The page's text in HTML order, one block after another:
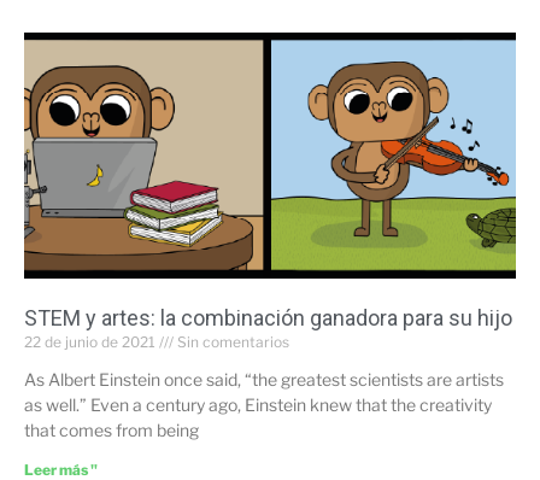
STEM y artes: la combinación ganadora para su hijo
22 de junio de 2021 Sin comentarios
As Albert Einstein once said, “the greatest scientists are artists
as well.” Even a century ago, Einstein knew that the creativity
that comes from being
Leer más "